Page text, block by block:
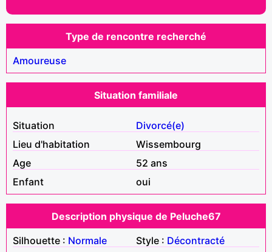
Type de rencontre recherché
Amoureuse
Situation familiale
Situation
Divorcé(e)
Lieu d'habitation
Wissembourg
Age
52 ans
Enfant
oui
Description physique de Peluche67
Silhouette : Normale Style : Décontracté